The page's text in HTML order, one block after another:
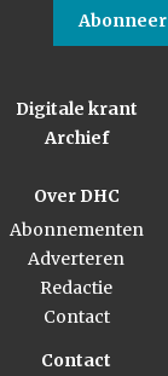
Abonneer
Digitale krant
Archief
Over DHC
Abonnementen
Adverteren
Redactie
Contact
Contact